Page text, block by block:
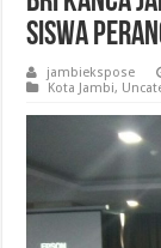
Siswa
jambiekspose
Kota Jambi,